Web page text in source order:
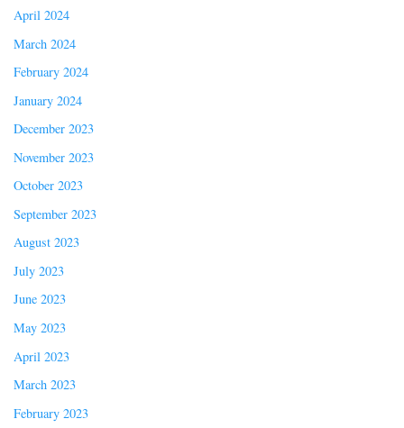
April 2024
March 2024
February 2024
January 2024
December 2023
November 2023
October 2023
September 2023
August 2023
July 2023
June 2023
May 2023
April 2023
March 2023
February 2023